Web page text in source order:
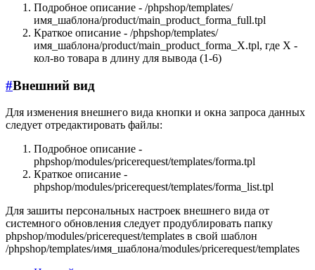
Подробное описание - /phpshop/templates/
имя_шаблона/product/main_product_forma_full.tpl
Краткое описание - /phpshop/templates/
имя_шаблона/product/main_product_forma_X.tpl, где Х -
кол-во товара в длину для вывода (1-6)
#Внешний вид
Для изменения внешнего вида кнопки и окна запроса данных
следует отредактировать файлы:
Подробное описание -
phpshop/modules/pricerequest/templates/forma.tpl
Краткое описание -
phpshop/modules/pricerequest/templates/forma_list.tpl
Для зашиты персональных настроек внешнего вида от
системного обновления следует продублировать папку
phpshop/modules/pricerequest/templates в свой шаблон
/phpshop/templates/имя_шаблона/modules/pricerequest/templates